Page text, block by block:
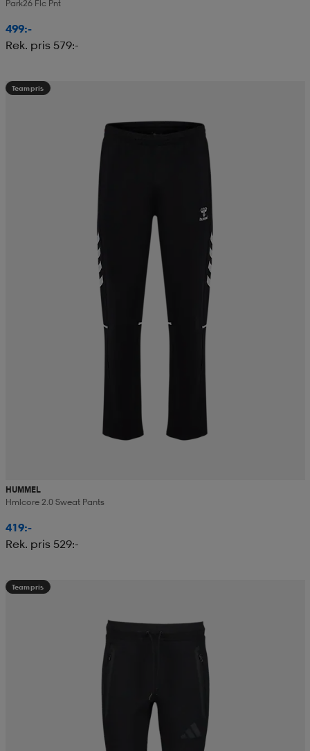
Park26 Flc Pnt
499:-
Rek. pris 579:-
Teampris
HUMMEL
Hmlcore 2.0 Sweat Pants
419:-
Rek. pris 529:-
Teampris